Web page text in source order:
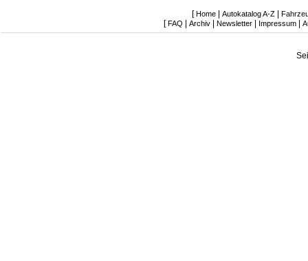
[ Home| Autokatalog A-Z|
[ FAQ Archiv Newsletter Impressum